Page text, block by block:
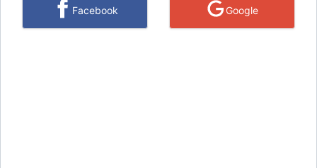
Facebook Google